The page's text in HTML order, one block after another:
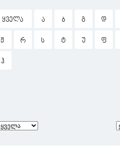
ᲧᲕᲔᲚᲐ Ა Ბ Გ Დ
Ჟ Რ Ს Ტ Უ Ფ
Ჰ